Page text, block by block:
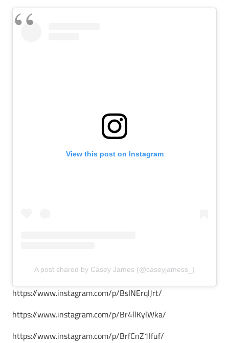
View this post on Instagram
A post shared by Casey James (@caseyjamess_)
https://www.instagram.com/p/BsINErqlJrt/
https://www.instagram.com/p/Br4llKylWka/
https://www.instagram.com/p/BrfCnZ1lfuf/